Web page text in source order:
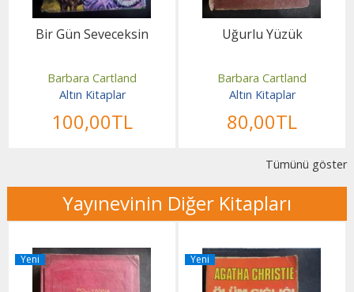
Bir Gün Seveceksin
Barbara Cartland
Altın Kitaplar
100,00TL
Uğurlu Yüzük
Barbara Cartland
Altın Kitaplar
80,00TL
Tümünü göster
Yayınevinin Diğer Kitapları
Yeni Yeni